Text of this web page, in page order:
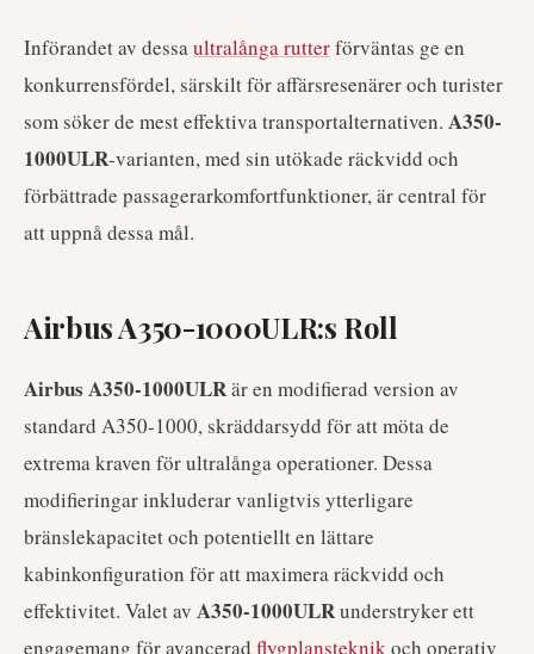
Införandet av dessaultralånga rutterförväntas ge en
konkurrensfördel, särskilt för affärsresenärer och turister
som söker de mest effektiva transportalternativen. A350-
1000ULR-varianten, med sin utökade räckvidd och
förbättrade passagerarkomfortfunktioner, är central för
att uppnå dessa mål.
Airbus A350-1000ULR:s Roll
Airbus A350-1000ULRär en modifierad version av
standard A350-1000, skräddarsydd för att möta de
extrema kraven för ultralånga operationer. Dessa
modifieringar inkluderar vanligtvis ytterligare
bränslekapacitet och potentiellt en lättare
kabinkonfiguration för att maximera räckvidd och
effektivitet. Valet av A350-1000ULRunderstryker ett
engagemang för avancerad flygplansteknik och operativ